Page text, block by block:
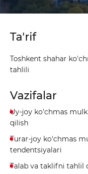
Ta'rif
Toshkent shahar
tahlili
Vazifalar
Uy-joy ko'chmas
qilish
Turar-joy ko'chmas
tendentsiyalari
Talab va taklifni tahlil